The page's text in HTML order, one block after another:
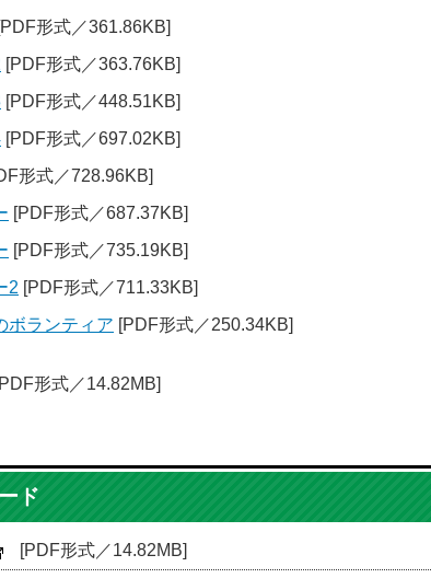
形式／361.86KB]
[PDF形式／363.76KB]
[PDF形式／448.51KB]
[PDF形式／697.02KB]
形式／728.96KB]
[PDF形式／687.37KB]
[PDF形式／735.19KB]
2 [PDF形式／711.33KB]
ボランティア [PDF形式／250.34KB]
形式／14.82MB]
ド
[PDF形式／14.82MB]